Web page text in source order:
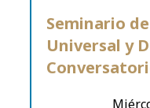
Seminario
Universal y